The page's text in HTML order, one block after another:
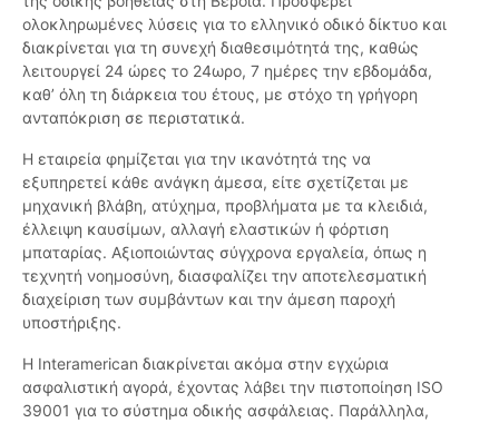
ολοκληρωμένες λύσεις για το ελληνικό οδικό δίκτυο και
διακρίνεται για τη συνεχή διαθεσιμότητά της, καθώς
λειτουργεί 24 ώρες το 24ωρο, 7 ημέρες την εβδομάδα,
καθ’ όλη τη διάρκεια του έτους, με στόχο τη γρήγορη
ανταπόκριση σε περιστατικά.
Η εταιρεία φημίζεται για την ικανότητά της να
εξυπηρετεί κάθε ανάγκη άμεσα, είτε σχετίζεται με
μηχανική βλάβη, ατύχημα, προβλήματα με τα κλειδιά,
έλλειψη καυσίμων, αλλαγή ελαστικών ή φόρτιση
μπαταρίας. Αξιοποιώντας σύγχρονα εργαλεία, όπως η
τεχνητή νοημοσύνη, διασφαλίζει την αποτελεσματική
διαχείριση των συμβάντων και την άμεση παροχή
υποστήριξης.
Η Interamerican διακρίνεται ακόμα στην εγχώρια
ασφαλιστική αγορά, έχοντας λάβει την πιστοποίηση ISO
39001 για το σύστημα οδικής ασφάλειας. Παράλληλα,